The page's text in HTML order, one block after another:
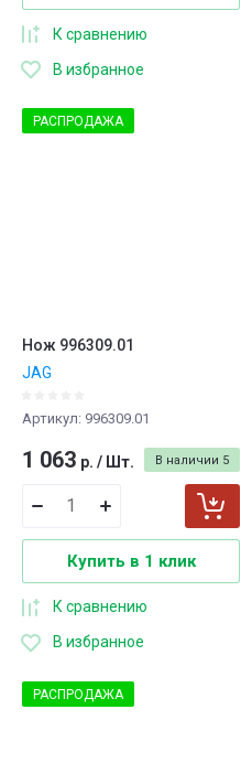
К сравнению
В избранное
РАСПРОДАЖА
Нож 996309.01
JAG
Артикул: 996309.01
В наличии 5
1 063 р. / Шт.
Купить в 1 клик
К сравнению
В избранное
РАСПРОДАЖА